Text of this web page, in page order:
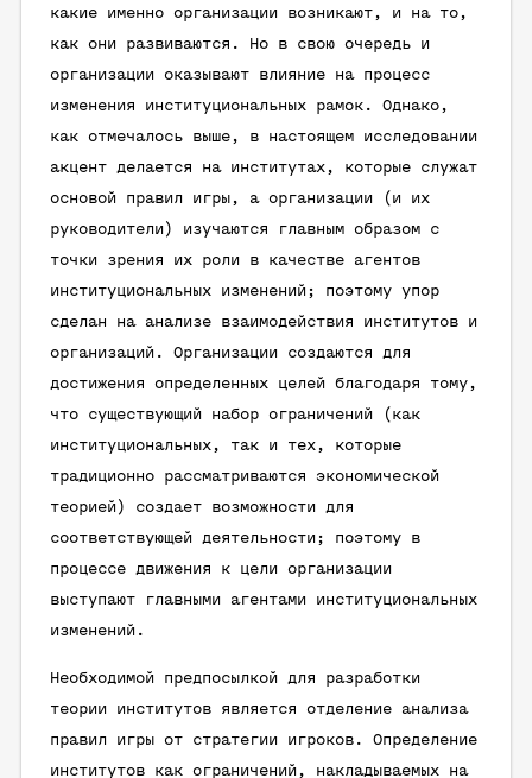
какие именно организации возникают, и на то,
как они развиваются. Но в свою очередь и
организации оказывают влияние на процесс
изменения институциональных рамок. Однако,
как отмечалось выше, в настоящем исследовании
акцент делается на институтах, которые служат
основой правил игры, а организации (и их
руководители) изучаются главным образом с
точки зрения их роли в качестве агентов
институциональных изменений; поэтому упор
сделан на анализе взаимодействия институтов и
организаций. Организации создаются для
достижения определенных целей благодаря тому,
что существующий набор ограничений (как
институциональных, так и тех, которые
традиционно рассматриваются экономической
теорией) создает возможности для
соответствующей деятельности; поэтому в
процессе движения к цели организации
выступают главными агентами институциональных
изменений.
Необходимой предпосылкой для разработки
теории институтов является отделение анализа
правил игры от стратегии игроков. Определение
институтов как ограничений, накладываемых на